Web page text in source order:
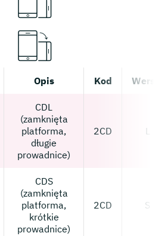
Opis Kod Wersja
CDL
(zamknięta
platforma,
długie
prowadnice)
2CD L
CDS
(zamknięta
platforma,
krótkie
prowadnice)
2CD S